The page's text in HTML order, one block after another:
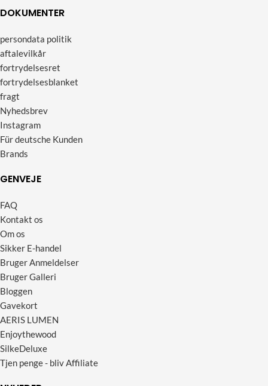
DOKUMENTER
persondata politik
aftalevilkår
fortrydelsesret
fortrydelsesblanket
fragt
Nyhedsbrev
Instagram
Für deutsche Kunden
Brands
GENVEJE
FAQ
Kontakt os
Om os
Sikker E-handel
Bruger Anmeldelser
Bruger Galleri
Bloggen
Gavekort
AERIS LUMEN
Enjoythewood
SilkeDeluxe
Tjen penge - bliv Affiliate